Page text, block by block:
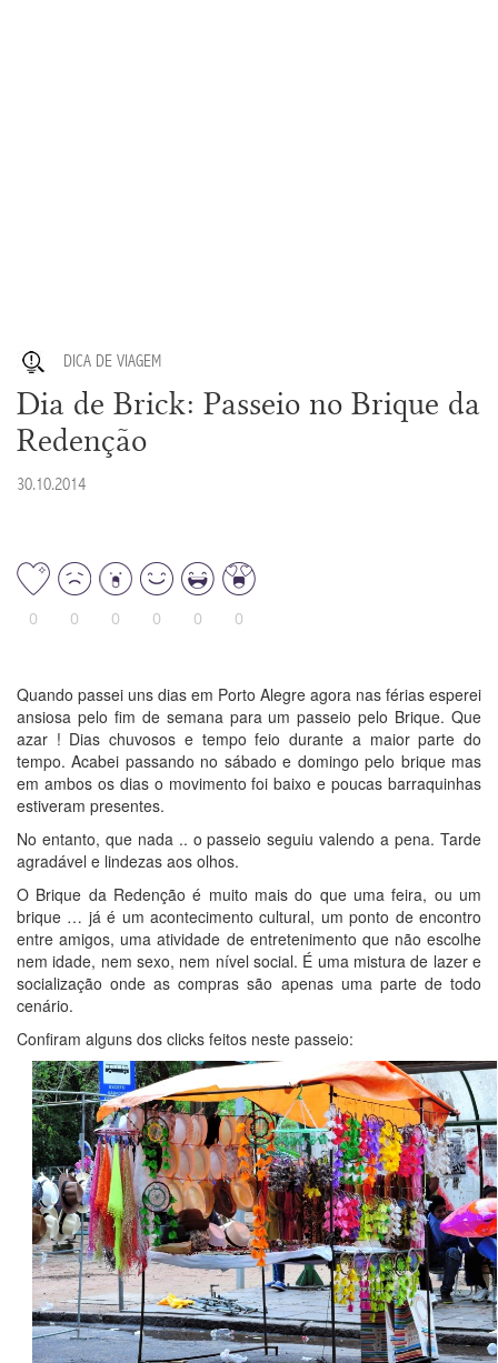
DICA DE VIAGEM
Dia de Brick: Passeio no Brique da
Redenção
30.10.2014
0 0 0 0 0 0
Quando passei uns dias em Porto Alegre agora nas férias esperei
ansiosa pelo fim de semana para um passeio pelo Brique. Que
azar ! Dias chuvosos e tempo feio durante a maior parte do
tempo. Acabei passando no sábado e domingo pelo brique mas
em ambos os dias o movimento foi baixo e poucas barraquinhas
estiveram presentes.
No entanto, que nada .. o passeio seguiu valendo a pena. Tarde
agradável e lindezas aos olhos.
O Brique da Redenção é muito mais do que uma feira, ou um
brique … já é um acontecimento cultural, um ponto de encontro
entre amigos, uma atividade de entretenimento que não escolhe
nem idade, nem sexo, nem nível social. É uma mistura de lazer e
socialização onde as compras são apenas uma parte de todo
cenário.
Confiram alguns dos clicks feitos neste passeio: